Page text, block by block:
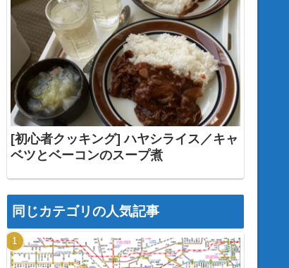
[初心者クッキング] ハヤシライス／キャ
ベツとベーコンのスープ煮
同じカテゴリの人気記事